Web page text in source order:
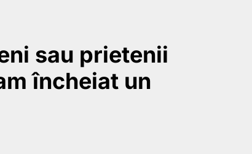
sau prietenii
încheiat un